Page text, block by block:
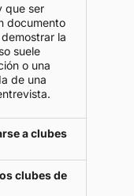
que ser
documento
la
suele
o una
de una
a clubes
clubes de